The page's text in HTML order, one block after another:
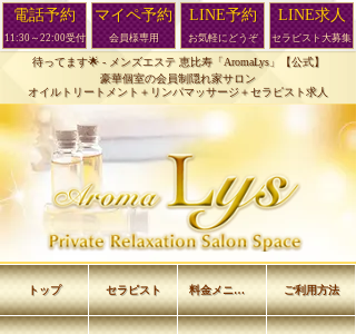
待ってます🌟 - メンズエステ 恵比寿「AromaLys」【公式】
豪華個室の会員制隠れ家サロン
オイルトリートメント＋リンパマッサージ＋セラピスト求人
トップ セラピスト 料金メニュー ご利用方法
電話予約
11:30～22:00受付
マイペ予約
会員様専用
LINE予約
お気軽にどうぞ
LINE求人
セラピスト大募集